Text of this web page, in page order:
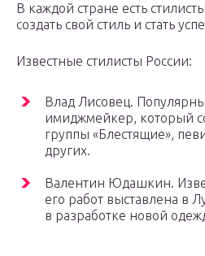
В каждой стране есть
создать свой стиль и стать
Известные стилисты России:
Влад Лисовец.
имиджмейкер, который
группы «Блестящие»,
других. ⠀
Валентин Юдашкин.
его работ выставлена в
в разработке новой